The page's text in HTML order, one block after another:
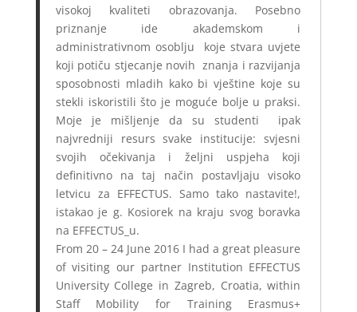
visokoj kvaliteti obrazovanja. Posebno
priznanje ide akademskom i
administrativnom osoblju koje stvara uvjete
koji potiču stjecanje novih znanja i razvijanja
sposobnosti mladih kako bi vještine koje su
stekli iskoristili što je moguće bolje u praksi.
Moje je mišljenje da su studenti ipak
najvredniji resurs svake institucije: svjesni
svojih očekivanja i željni uspjeha koji
definitivno na taj način postavljaju visoko
letvicu za EFFECTUS. Samo tako nastavite!,
istakao je g. Kosiorek na kraju svog boravka
na EFFECTUS_u.
From 20 – 24 June 2016 I had a great pleasure
of visiting our partner Institution EFFECTUS
University College in Zagreb, Croatia, within
Staff Mobility for Training Erasmus+